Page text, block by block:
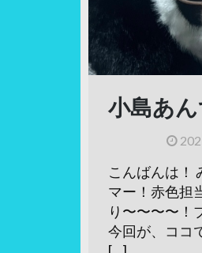
小島あ
こんばんは！
マー！赤色担
り〜〜〜〜！
今回が、ココ